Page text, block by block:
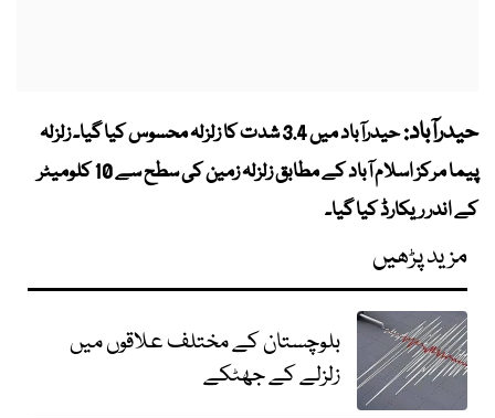
حیدرآباد:
حیدرآباد میں 3.4 شدت کا زلزلہ محسوس کیا گیا۔ زلزلہ
پیما مرکز اسلام آباد کے مطابق زلزلہ زمین کی سطح سے 10 کلومیٹر
کے اندر ریکارڈ کیا گیا۔
مزید پڑھیں
بلوچستان کے مختلف علاقوں میں
زلزلے کے جھٹکے